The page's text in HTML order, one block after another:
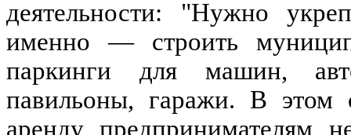
деятельности: "Нужно
именно — строить
паркинги для машин,
павильоны, гаражи. В этом
аренду предпринимателям